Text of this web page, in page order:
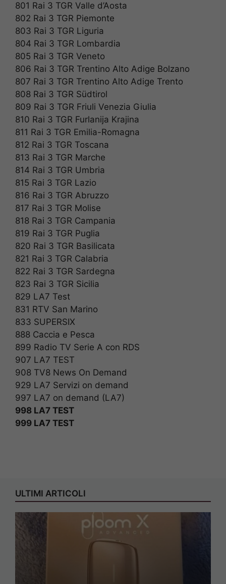
801 Rai 3 TGR Valle d’Aosta
802 Rai 3 TGR Piemonte
803 Rai 3 TGR Liguria
804 Rai 3 TGR Lombardia
805 Rai 3 TGR Veneto
806 Rai 3 TGR Trentino Alto Adige Bolzano
807 Rai 3 TGR Trentino Alto Adige Trento
808 Rai 3 TGR Südtirol
809 Rai 3 TGR Friuli Venezia Giulia
810 Rai 3 TGR Furlanija Krajina
811 Rai 3 TGR Emilia-Romagna
812 Rai 3 TGR Toscana
813 Rai 3 TGR Marche
814 Rai 3 TGR Umbria
815 Rai 3 TGR Lazio
816 Rai 3 TGR Abruzzo
817 Rai 3 TGR Molise
818 Rai 3 TGR Campania
819 Rai 3 TGR Puglia
820 Rai 3 TGR Basilicata
821 Rai 3 TGR Calabria
822 Rai 3 TGR Sardegna
823 Rai 3 TGR Sicilia
829 LA7 Test
831 RTV San Marino
833 SUPERSIX
888 Caccia e Pesca
899 Radio TV Serie A con RDS
907 LA7 TEST
908 TV8 News On Demand
929 LA7 Servizi on demand
997 LA7 on demand (LA7)
998 LA7 TEST
999 LA7 TEST
ULTIMI ARTICOLI